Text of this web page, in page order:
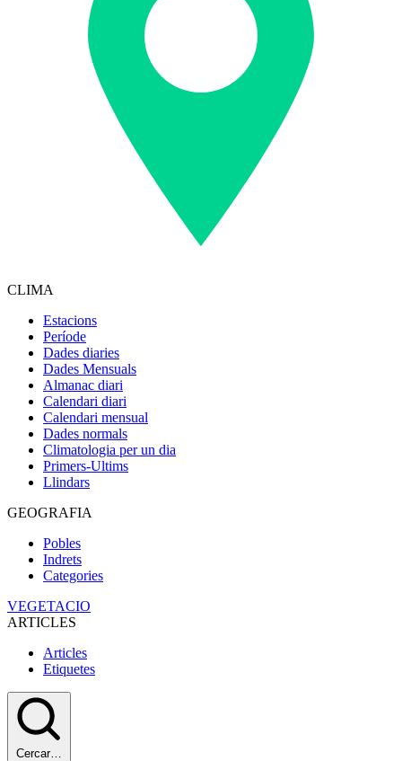
CLIMA
Estacions
Període
Dades diaries
Dades Mensuals
Almanac diari
Calendari diari
Calendari mensual
Dades normals
Climatologia per un dia
Primers-Ultims
Llindars
GEOGRAFIA
Pobles
Indrets
Categories
VEGETACIO
ARTICLES
Articles
Etiquetes
Cercar…